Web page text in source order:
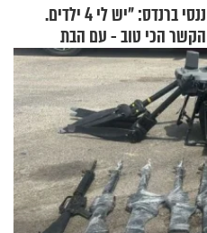
ננסי ברנדס: "יש לי 4 ילדים.
הקשר הכי טוב - עם הבת
החרדית"